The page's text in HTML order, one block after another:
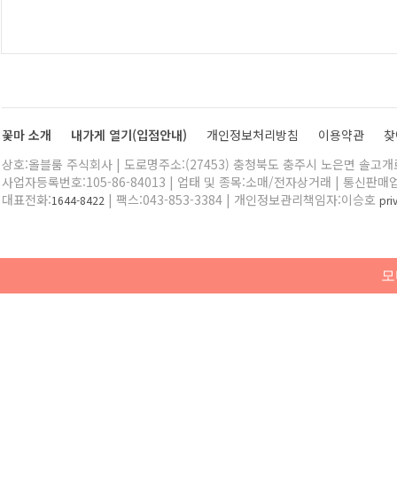
꽃마 소개 내가게 열기(입점안내) 개인정보처리방침 이용약관
상호:올블룸 주식회사 | 도로명주소:(27453) 충청북도 충주시 노은면 솔고
사업자등록번호:105-86-84013 | 업태 및 종목:소매/전자상거래 | 통신판매
대표전화:1644-8422 | 팩스:043-853-3384 | 개인정보관리책임자:이승호